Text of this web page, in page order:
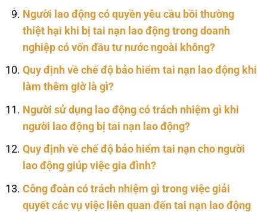
Người lao động có quyền yêu cầu bồi thường
thiệt hại khi bị tai nạn lao động trong doanh
nghiệp có vốn đầu tư nước ngoài không?
Quy định về chế độ bảo hiểm tai nạn lao động khi
làm thêm giờ là gì?
Người sử dụng lao động có trách nhiệm gì khi
người lao động bị tai nạn lao động?
Quy định về chế độ bảo hiểm tai nạn cho người
lao động giúp việc gia đình?
Công đoàn có trách nhiệm gì trong việc giải
quyết các vụ việc liên quan đến tai nạn lao động